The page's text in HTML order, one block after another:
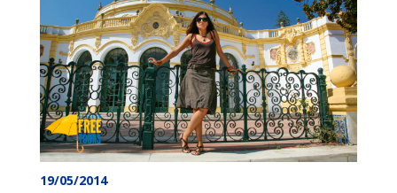
19/05/2014